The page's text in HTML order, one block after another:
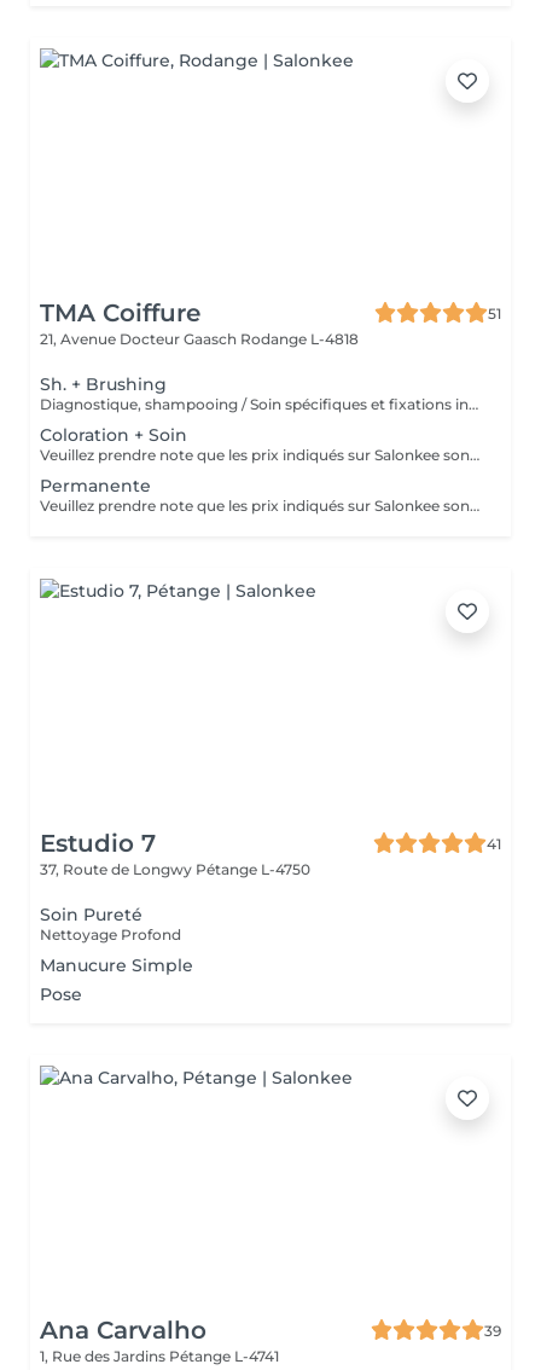
TMA Coiffure
51
21, Avenue Docteur Gaasch Rodange L-4818
Sh. + Brushing
Diagnostique, shampooing / Soin spécifiques et fixations inclus
Coloration + Soin
Veuillez prendre note que les prix indiqués sur Salonkee sont communiqués à titre informatif et s'entendent de base. Ces derniers sont susceptibles de varier selon le diagnostic réalisé à votre arrivée au salon et l'expertise du professionnel à qui vous confiez votre beauté. Dans tous les cas, un devis précis vous sera proposé et toutes réalisations de prestations seront effectuées avec votre accord. Un grand merci d'avance pour votre compréhension. Au plaisir de vous revoir très vite.
Permanente
Veuillez prendre note que les prix indiqués sur Salonkee sont communiqués à titre informatif et s'entendent de base. Ces derniers sont susceptibles de varier selon le diagnostic réalisé à votre arrivée au salon et l'expertise du professionnel à qui vous confiez votre beauté. Dans tous les cas, un devis précis vous sera proposé et toutes réalisations de prestations seront effectuées avec votre accord. Un grand merci d'avance pour votre compréhension. Au plaisir de vous revoir très vite.
Estudio 7
41
37, Route de Longwy Pétange L-4750
Soin Pureté
Nettoyage Profond
Manucure Simple
Pose
Ana Carvalho
39
1, Rue des Jardins Pétange L-4741